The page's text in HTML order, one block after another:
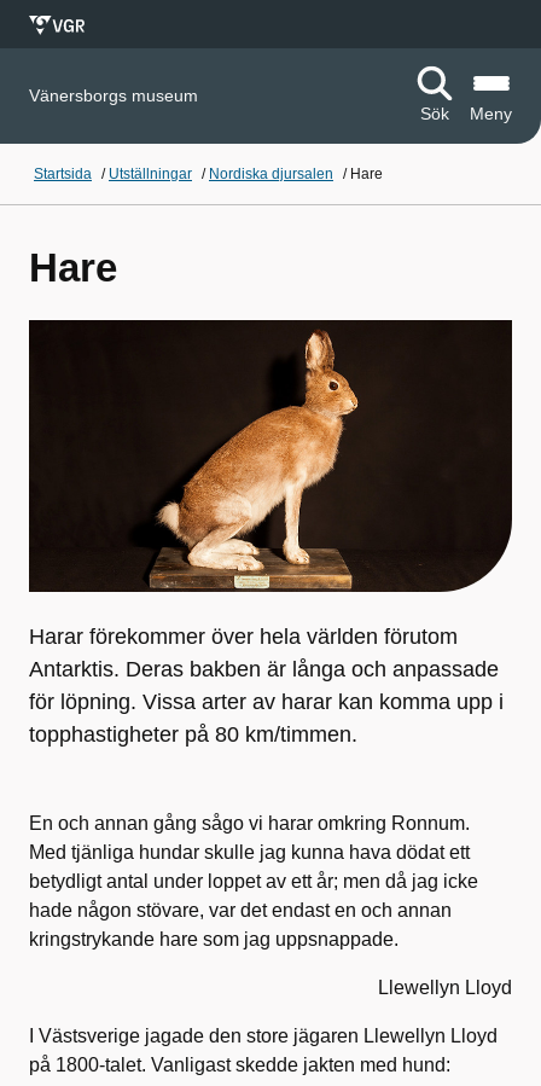
Vänersborgs museum
Sök
Meny
Startsida / Utställningar / Nordiska djursalen / Hare
Hare
Harar förekommer över hela världen förutom
Antarktis. Deras bakben är långa och anpassade
för löpning. Vissa arter av harar kan komma upp i
topphastigheter på 80 km/timmen.
En och annan gång sågo vi harar omkring Ronnum.
Med tjänliga hundar skulle jag kunna hava dödat ett
betydligt antal under loppet av ett år; men då jag icke
hade någon stövare, var det endast en och annan
kringstrykande hare som jag uppsnappade.
Llewellyn Lloyd
I Västsverige jagade den store jägaren Llewellyn Lloyd
på 1800-talet. Vanligast skedde jakten med hund: